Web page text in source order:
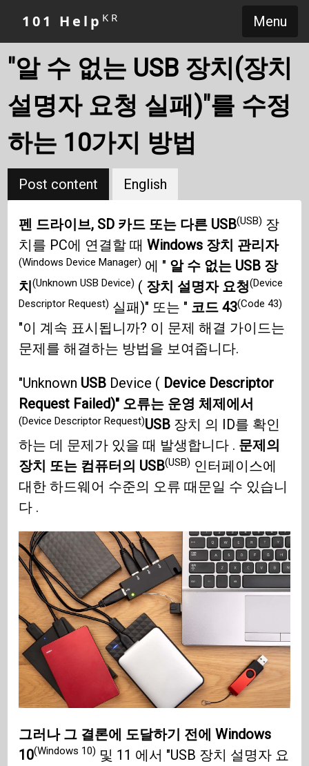
Menu
101 Help KR
"알 수 없는 USB 장치(장치
설명자 요청 실패)"를 수정
하는 10가지 방법
Post content English
펜 드라이브, SD 카드 또는 다른 USB(USB) 장
치를 PC에 연결할 때Windows 장치 관리자
(Windows Device Manager) 에 " 알 수 없는 USB 장
치(Unknown USB Device) ( 장치 설명자 요청(Device
Descriptor Request) 실패)" 또는 " 코드 43(Code 43)
"이 계속 표시됩니까? 이 문제 해결 가이드는
문제를 해결하는 방법을 보여줍니다.
"Unknown USB Device ( Device Descriptor
Request Failed)" 오류는 운영 체제에서
(Device Descriptor Request)USB 장치 의 ID를 확인
하는 데 문제가 있을 때 발생합니다 . 문제의
장치 또는 컴퓨터의 USB(USB) 인터페이스에
대한 하드웨어 수준의 오류 때문일 수 있습니
다 .
그러나 그 결론에 도달하기 전에 Windows
10(Windows 10) 및 11 에서 "USB 장치 설명자 요